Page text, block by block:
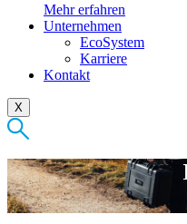
Mehr erfahren
Unternehmen
EcoSystem
Karriere
Kontakt
X
WIR